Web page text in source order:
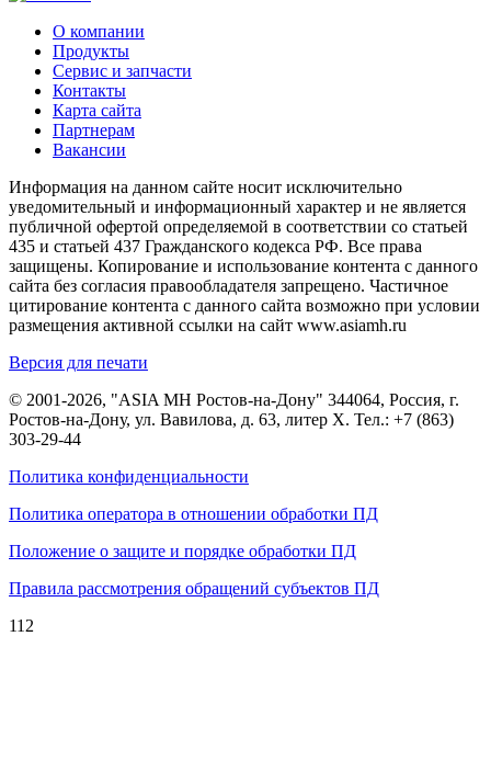
О компании
Продукты
Сервис и запчасти
Контакты
Карта сайта
Партнерам
Вакансии
Информация на данном сайте носит исключительно
уведомительный и информационный характер и не является
публичной офертой определяемой в соответствии со статьей
435 и статьей 437 Гражданского кодекса РФ. Все права
защищены. Копирование и использование контента с данного
сайта без согласия правообладателя запрещено. Частичное
цитирование контента с данного сайта возможно при условии
размещения активной ссылки на сайт www.asiamh.ru
Версия для печати
© 2001-2026, "ASIA MH Ростов-на-Дону" 344064, Россия, г.
Ростов-на-Дону, ул. Вавилова, д. 63, литер Х. Тел.: +7 (863)
303-29-44
Политика конфиденциальности
Политика оператора в отношении обработки ПД
Положение о защите и порядке обработки ПД
Правила рассмотрения обращений субъектов ПД
112